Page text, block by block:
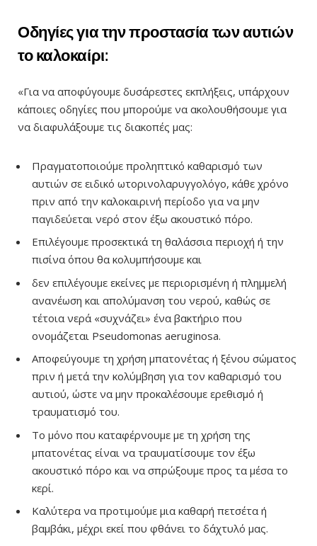
Οδηγίες για την προστασία των αυτιών
το καλοκαίρι:
«Για να αποφύγουμε δυσάρεστες εκπλήξεις, υπάρχουν
κάποιες οδηγίες που μπορούμε να ακολουθήσουμε για
να διαφυλάξουμε τις διακοπές μας:
Πραγματοποιούμε προληπτικό καθαρισμό των
αυτιών σε ειδικό ωτορινολαρυγγολόγο, κάθε χρόνο
πριν από την καλοκαιρινή περίοδο για να μην
παγιδεύεται νερό στον έξω ακουστικό πόρο.
Επιλέγουμε προσεκτικά τη θαλάσσια περιοχή ή την
πισίνα όπου θα κολυμπήσουμε και
δεν επιλέγουμε εκείνες με περιορισμένη ή πλημμελή
ανανέωση και απολύμανση του νερού, καθώς σε
τέτοια νερά «συχνάζει» ένα βακτήριο που
ονομάζεται Pseudomonas aeruginosa.
Αποφεύγουμε τη χρήση μπατονέτας ή ξένου σώματος
πριν ή μετά την κολύμβηση για τον καθαρισμό του
αυτιού, ώστε να μην προκαλέσουμε ερεθισμό ή
τραυματισμό του.
Το μόνο που καταφέρνουμε με τη χρήση της
μπατονέτας είναι να τραυματίσουμε τον έξω
ακουστικό πόρο και να σπρώξουμε προς τα μέσα το
κερί.
Καλύτερα να προτιμούμε μια καθαρή πετσέτα ή
βαμβάκι, μέχρι εκεί που φθάνει το δάχτυλό μας.